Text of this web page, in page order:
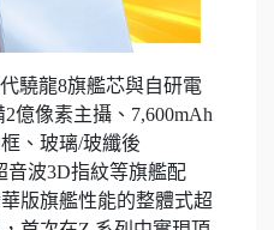
驍龍8旗艦芯與自研電
億像素主攝、7,600mAh
、玻璃/玻纖後
音波3D指紋等旗艦配
版旗艦性能的整體式超